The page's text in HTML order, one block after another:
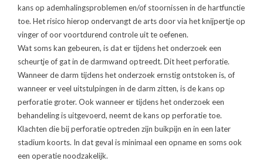
kans op ademhalingsproblemen en/of stoornissen in de hartfunctie
toe. Het risico hierop ondervangt de arts door via het knijpertje op
vinger of oor voortdurend controle uit te oefenen.
Wat soms kan gebeuren, is dat er tijdens het onderzoek een
scheurtje of gat in de darmwand optreedt. Dit heet perforatie.
Wanneer de darm tijdens het onderzoek ernstig ontstoken is, of
wanneer er veel uitstulpingen in de darm zitten, is de kans op
perforatie groter. Ook wanneer er tijdens het onderzoek een
behandeling is uitgevoerd, neemt de kans op perforatie toe.
Klachten die bij perforatie optreden zijn buikpijn en in een later
stadium koorts. In dat geval is minimaal een opname en soms ook
een operatie noodzakelijk.